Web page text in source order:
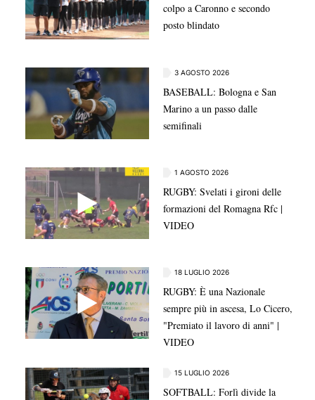
colpo a Caronno e secondo
posto blindato
3 AGOSTO 2026
BASEBALL: Bologna e San
Marino a un passo dalle
semifinali
1 AGOSTO 2026
RUGBY: Svelati i gironi delle
formazioni del Romagna Rfc |
VIDEO
18 LUGLIO 2026
RUGBY: È una Nazionale
sempre più in ascesa, Lo Cicero,
"Premiato il lavoro di anni" |
VIDEO
15 LUGLIO 2026
SOFTBALL: Forlì divide la